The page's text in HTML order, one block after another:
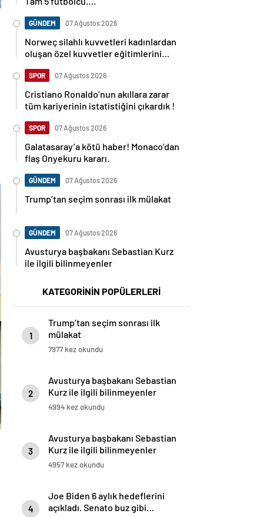
GÜNDEM 07 Ağustos 2026
Norweç silahlı kuvvetleri kadınlardan
oluşan özel kuvvetler eğitimlerini
SPOR 07 Ağustos 2026
Cristiano Ronaldo’nun akıllara zarar
tüm kariyerinin istatistiğini çıkardık !
SPOR 07 Ağustos 2026
Galatasaray’a kötü haber! Monaco’dan
flaş Onyekuru kararı.
GÜNDEM 07 Ağustos 2026
Trump’tan seçim sonrası ilk mülakat
GÜNDEM 07 Ağustos 2026
Avusturya başbakanı Sebastian Kurz
ile ilgili bilinmeyenler
KATEGORİNİN POPÜLERLERİ
1
Trump’tan seçim sonrası ilk
mülakat
7977 kez okundu
2
Avusturya başbakanı Sebastian
Kurz ile ilgili bilinmeyenler
4994 kez okundu
3
Avusturya başbakanı Sebastian
Kurz ile ilgili bilinmeyenler
4957 kez okundu
4
Joe Biden 6 aylık hedeflerini
açıkladı. Senato buz gibi…